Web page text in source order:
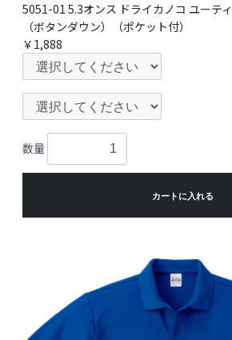
5051-01 5.3オンス ドライカノコ ユーテ
（ボタンダウン）（ポケット付）
￥1,888
数量
カートに入れる